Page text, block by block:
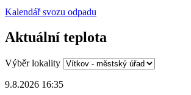
Kalendář svozu odpadu
Aktuální teplota
Výběr lokality
9.8.2026 16:35